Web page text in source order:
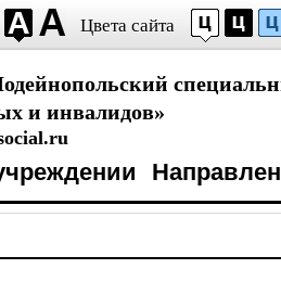
Цвета сайта
и инвалидов»